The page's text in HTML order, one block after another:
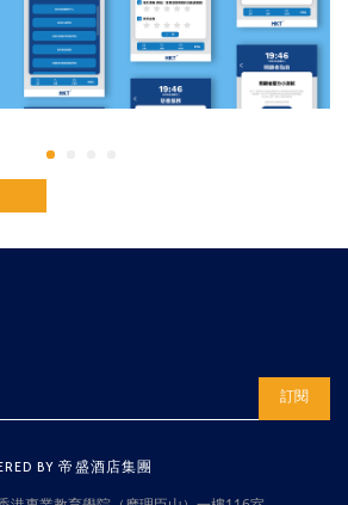
訂閱
BY 帝盛酒店集團